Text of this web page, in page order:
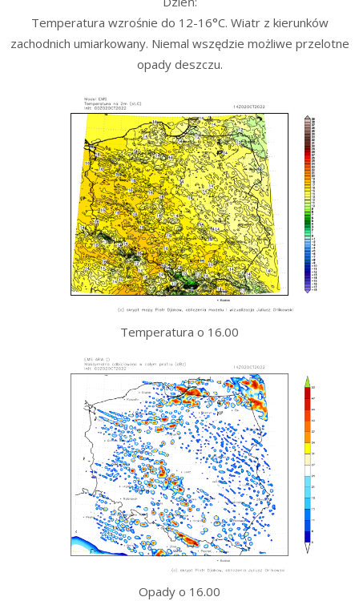
Temperatura wzrośnie do 12-16°C. Wiatr z kierunków
zachodnich umiarkowany. Niemal wszędzie możliwe przelotne
opady deszczu.
Temperatura o 16.00
Opady o 16.00